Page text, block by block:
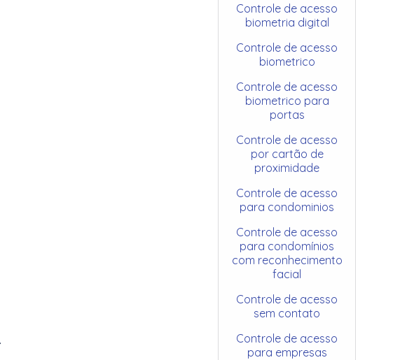
Controle de acesso
biometria digital
Controle de acesso
biometrico
Controle de acesso
biometrico para
portas
Controle de acesso
por cartão de
proximidade
Controle de acesso
para condominios
Controle de acesso
para condomínios
com reconhecimento
facial
Controle de acesso
sem contato
Controle de acesso
para empresas